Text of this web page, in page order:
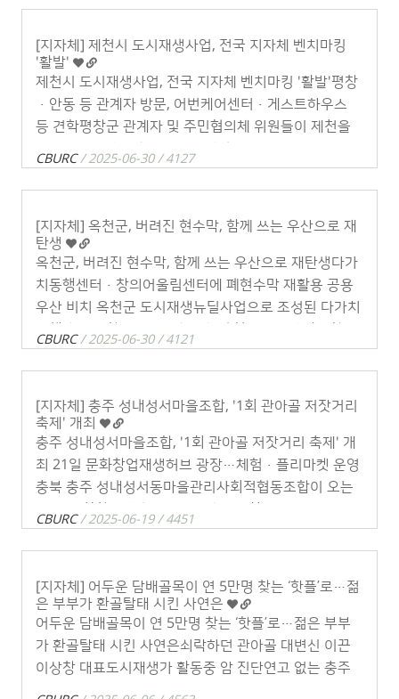
[지자체] 제천시 도시재생사업, 전국 지자체 벤치마킹
'활발'
제천시 도시재생사업, 전국 지자체 벤치마킹 '활발'평창
·안동 등 관계자 방문, 어번케어센터·게스트하우스
등 견학평창군 관계자 및 주민협의체 위원들이 제천을
고 있다.［충북일보］ 제천시 도시재생 . . .
CBURC/ 2025-06-30 / 4127
[지자체] 옥천군, 버려진 현수막, 함께 쓰는 우산으로 재
탄생
옥천군, 버려진 현수막, 함께 쓰는 우산으로 재탄생다가
치동행센터·창의어울림센터에 폐현수막 재활용 공용
우산 비치 옥천군 도시재생뉴딜사업으로 조성된 다가치
용우산’이 27일 비치되었다.공용우산은 다 . . .
CBURC/ 2025-06-30 / 4121
[지자체] 충주 성내성서마을조합, '1회 관아골 저잣거리
축제' 개최
충주 성내성서마을조합, '1회 관아골 저잣거리 축제' 개
최 21일 문화창업재생허브 광장…체험·플리마켓 운영
충북 충주 성내성서동마을관리사회적협동조합이 오는
축제'를 연다.이번 축제는 지역의 . . .
CBURC/ 2025-06-19 / 4451
[지자체] 어두운 담배골목이 연 5만명 찾는 ‘핫플’로…젊
은 부부가 환골탈태 시킨 사연은
어두운 담배골목이 연 5만명 찾는 ‘핫플’로…젊은 부부
가 환골탈태 시킨 사연은쇠락하던 관아골 대변신 이끈
이상창 대표도시재생가 활동중 암 진단연고 없는 충주